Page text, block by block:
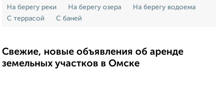
На берегу реки
На берегу озера
На берегу водоема
С террасой
С баней
Свежие, новые объявления об аренде
земельных участков в Омске